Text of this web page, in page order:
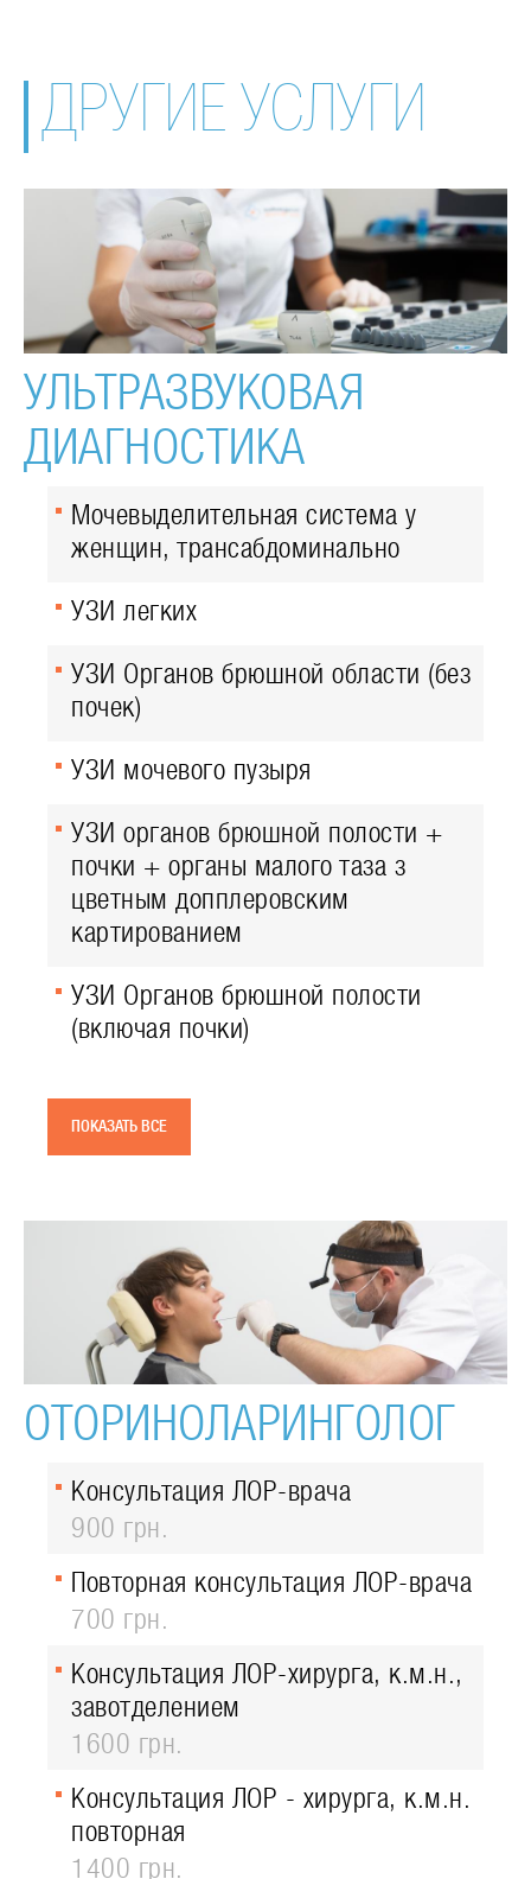
ДРУГИЕ УСЛУГИ
УЛЬТРАЗВУКОВАЯ
ДИАГНОСТИКА
Мочевыделительная система у
женщин, трансабдоминально
УЗИ легких
УЗИ Органов брюшной области (без
почек)
УЗИ мочевого пузыря
УЗИ органов брюшной полости +
почки + органы малого таза з
цветным допплеровским
картированием
УЗИ Органов брюшной полости
(включая почки)
ПОКАЗАТЬ ВСЕ
ОТОРИНОЛАРИНГОЛОГ
Консультация ЛОР-врача
900 грн.
Повторная консультация ЛОР-врача
700 грн.
Консультация ЛОР-хирурга, к.м.н.,
завотделением
1600 грн.
Консультация ЛОР - хирурга, к.м.н.
повторная
1400 грн.